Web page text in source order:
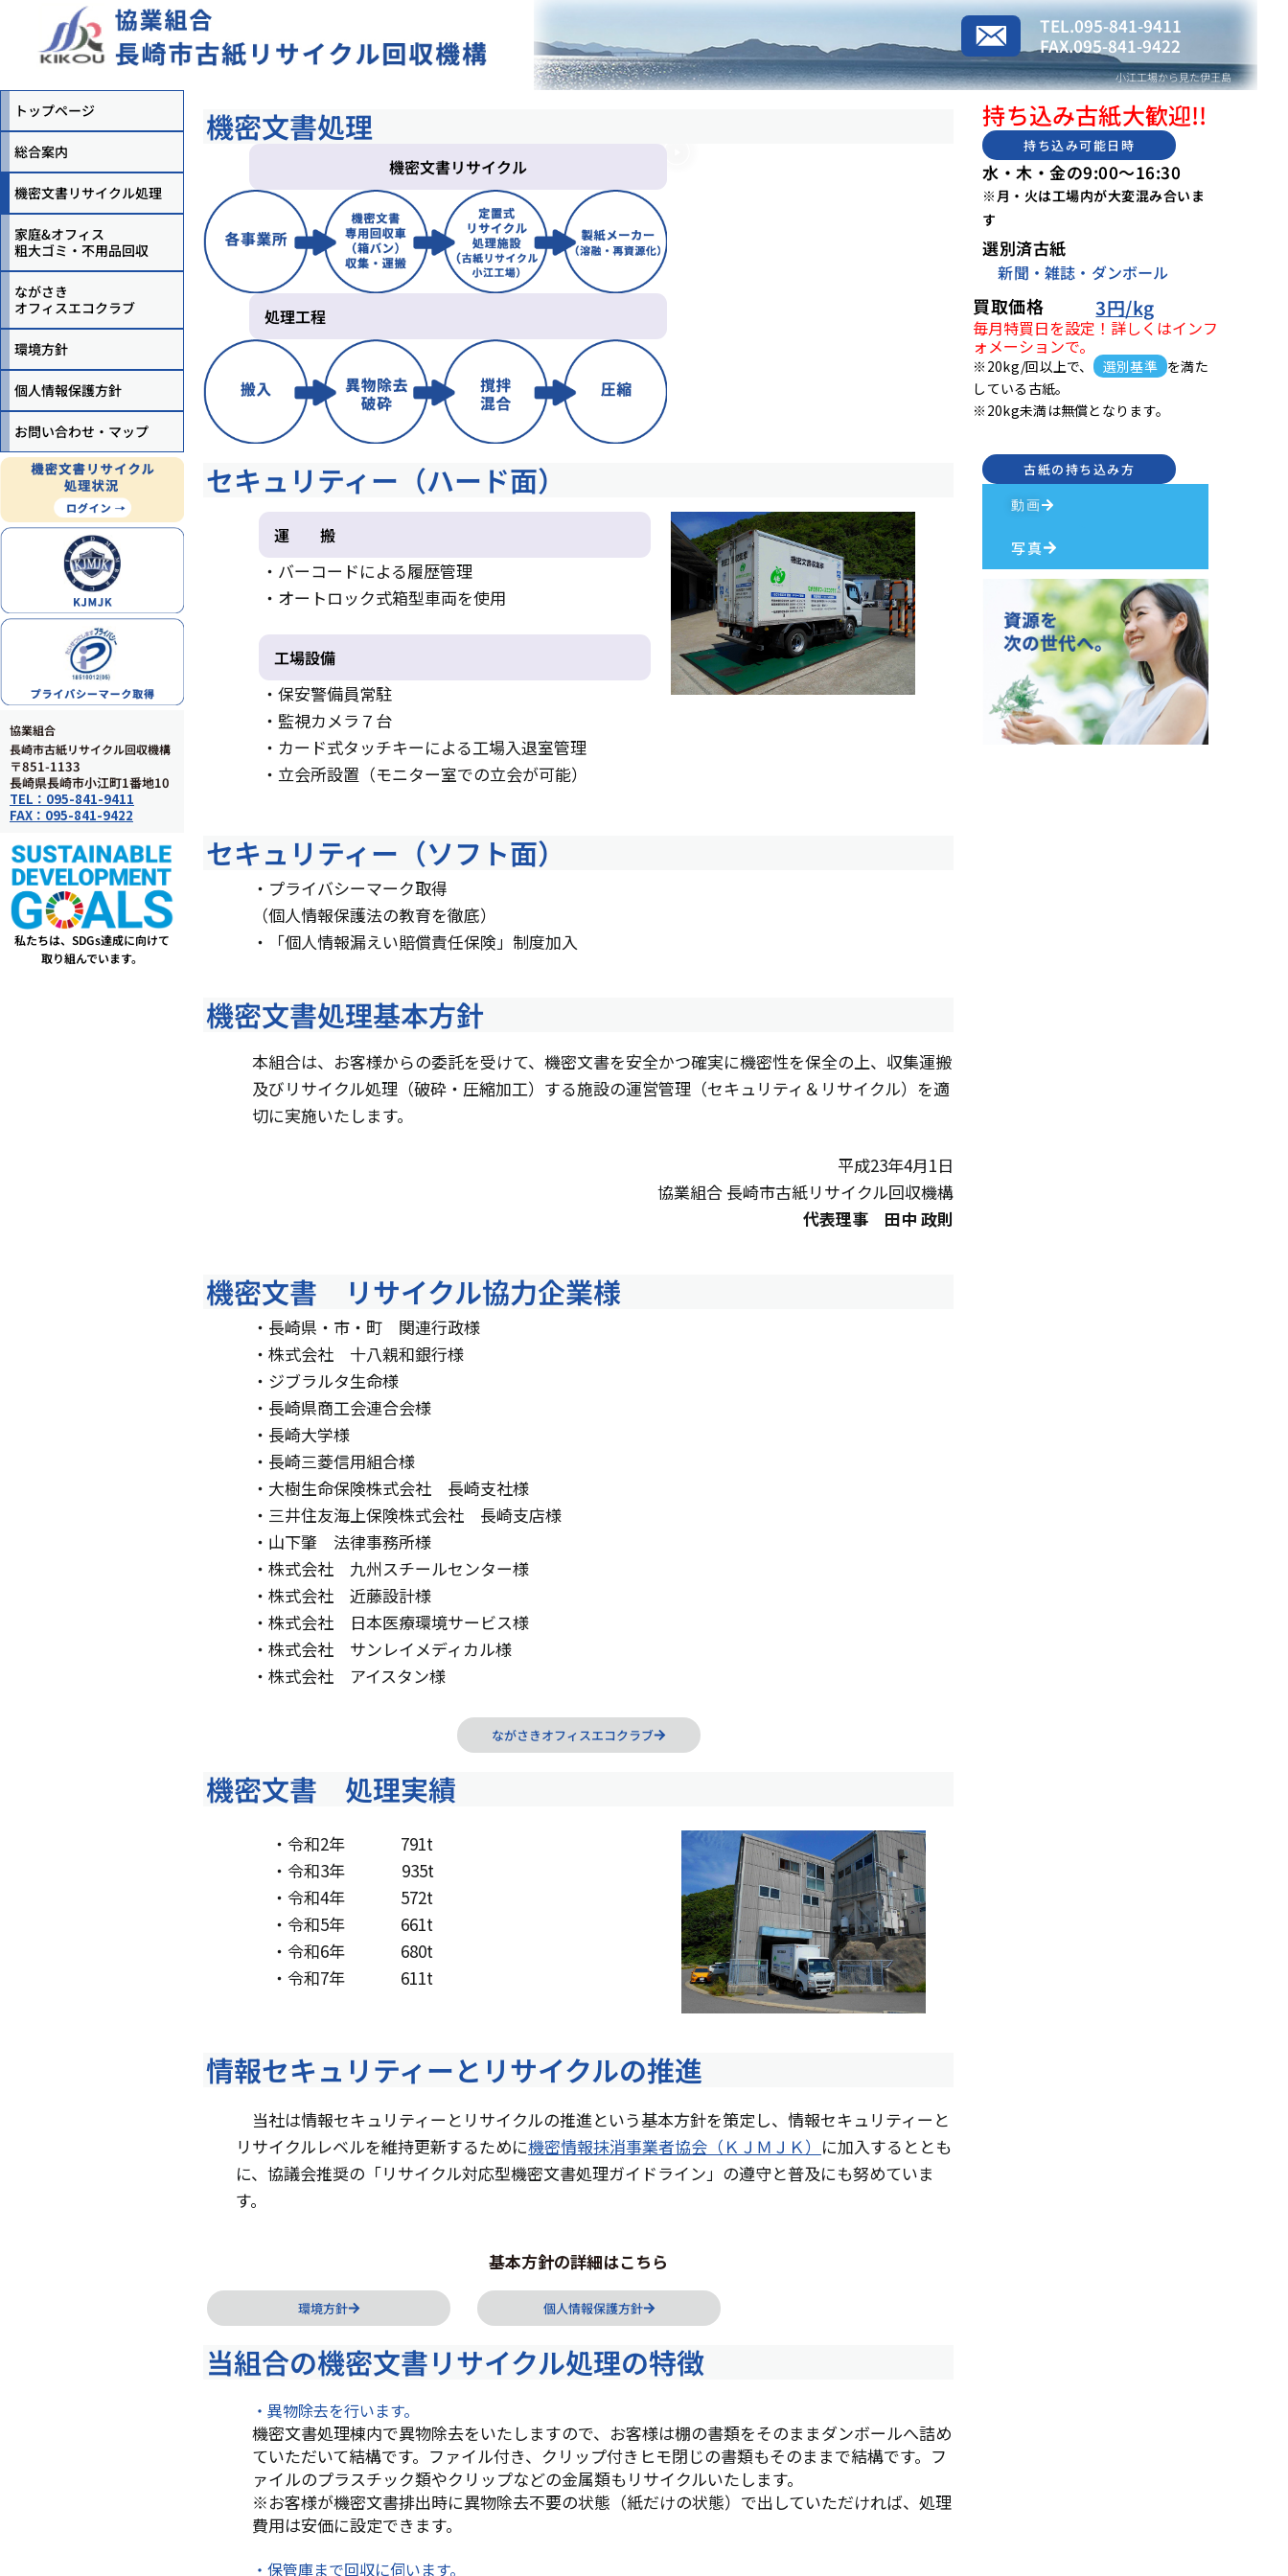
TEL.095-841-9411
FAX.095-841-9422
小江工場から見た伊王島
トップページ
総合案内
機密文書リサイクル処理
家庭&オフィス
粗大ゴミ・不用品回収
ながさき
オフィスエコクラブ
環境方針
個人情報保護方針
お問い合わせ・マップ
協業組合
長崎市古紙リサイクル回収機構
〒851-1133
長崎県長崎市小江町1番地10
TEL：095-841-9411
FAX：095-841-9422
私たちは、SDGs達成に向けて
取り組んでいます。
機密文書処理
機密文書リサイクル
処理工程
セキュリティー（ハード面）
運 搬
・バーコードによる履歴管理
・オートロック式箱型車両を使用
工場設備
・保安警備員常駐
・監視カメラ７台
・カード式タッチキーによる工場入退室管理
・立会所設置（モニター室での立会が可能）
セキュリティー（ソフト面）
・プライバシーマーク取得
（個人情報保護法の教育を徹底）
・「個人情報漏えい賠償責任保険」制度加入
機密文書処理基本方針
本組合は、お客様からの委託を受けて、機密文書を安全かつ確実に機密性を保全の上、収集運搬
及びリサイクル処理（破砕・圧縮加工）する施設の運営管理（セキュリティ＆リサイクル）を適
切に実施いたします。
平成23年4月1日
協業組合 長崎市古紙リサイクル回収機構
代表理事 田中 政則
機密文書 リサイクル協力企業様
・長崎県・市・町 関連行政様
・株式会社 十八親和銀行様
・ジブラルタ生命様
・長崎県商工会連合会様
・長崎大学様
・長崎三菱信用組合様
・大樹生命保険株式会社 長崎支社様
・三井住友海上保険株式会社 長崎支店様
・山下肇 法律事務所様
・株式会社 九州スチールセンター様
・株式会社 近藤設計様
・株式会社 日本医療環境サービス様
・株式会社 サンレイメディカル様
・株式会社 アイスタン様
ながさきオフィスエコクラブ
機密文書 処理実績
・令和2年 791t
・令和3年 935t
・令和4年 572t
・令和5年 661t
・令和6年 680t
・令和7年 611t
情報セキュリティーとリサイクルの推進
当社は情報セキュリティーとリサイクルの推進という基本方針を策定し、情報セキュリティーと
リサイクルレベルを維持更新するために機密情報抹消事業者協会（ＫＪＭＪＫ） に加入するととも
に、協議会推奨の「リサイクル対応型機密文書処理ガイドライン」の遵守と普及にも努めていま
す。
基本方針の詳細はこちら
環境方針 個人情報保護方針
当組合の機密文書リサイクル処理の特徴
・異物除去を行います。
機密文書処理棟内で異物除去をいたしますので、お客様は棚の書類をそのままダンボールへ詰め
ていただいて結構です。ファイル付き、クリップ付きヒモ閉じの書類もそのままで結構です。フ
ァイルのプラスチック類やクリップなどの金属類もリサイクルいたします。
※お客様が機密文書排出時に異物除去不要の状態（紙だけの状態）で出していただければ、処理
費用は安価に設定できます。
・保管庫まで回収に伺います。
持ち込み古紙大歓迎!!
持ち込み可能日時
水・木・金の9:00〜16:30
※月・火は工場内が大変混み合いま
す
選別済古紙
新聞・雑誌・ダンボール
買取価格 3円/kg
毎月特買日を設定！詳しくはインフ
ォメーションで。
※20kg/回以上で、 選別基準 を満た
している古紙。
※20kg未満は無償となります。
古紙の持ち込み方
動画
写真